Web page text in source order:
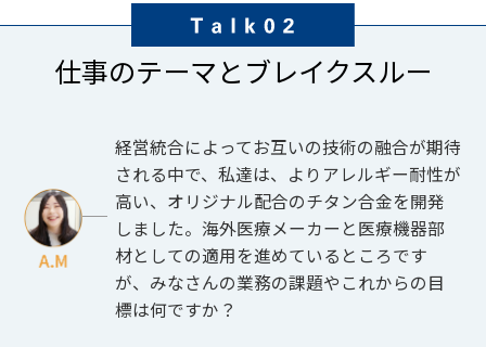
仕事のテーマとブレイクスルー
経営統合によってお互いの技術の融合が期待
される中で、私達は、よりアレルギー耐性が
高い、オリジナル配合のチタン合金を開発
しました。海外医療メーカーと医療機器部
材としての適用を進めているところです
が、みなさんの業務の課題やこれからの目
標は何ですか？